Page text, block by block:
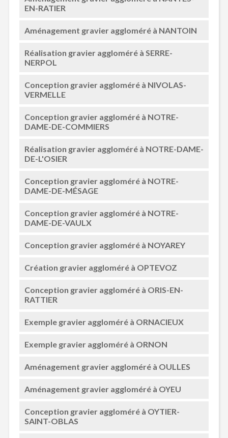
EN-RATIER
Aménagement gravier aggloméré à NANTOIN
Réalisation gravier aggloméré à SERRE-
NERPOL
Conception gravier aggloméré à NIVOLAS-
VERMELLE
Conception gravier aggloméré à NOTRE-
DAME-DE-COMMIERS
Réalisation gravier aggloméré à NOTRE-DAME-
DE-L'OSIER
Conception gravier aggloméré à NOTRE-
DAME-DE-MÉSAGE
Conception gravier aggloméré à NOTRE-
DAME-DE-VAULX
Conception gravier aggloméré à NOYAREY
Création gravier aggloméré à OPTEVOZ
Conception gravier aggloméré à ORIS-EN-
RATTIER
Exemple gravier aggloméré à ORNACIEUX
Exemple gravier aggloméré à ORNON
Aménagement gravier aggloméré à OULLES
Aménagement gravier aggloméré à OYEU
Conception gravier aggloméré à OYTIER-
SAINT-OBLAS